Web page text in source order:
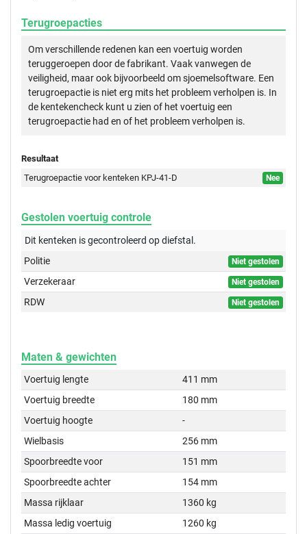
Terugroepacties
Om verschillende redenen kan een voertuig worden
teruggeroepen door de fabrikant. Vaak vanwegen de
veiligheid, maar ook bijvoorbeeld om sjoemelsoftware. Een
terugroepactie is niet erg mits het probleem verholpen is. In
de kentekencheck kunt u zien of het voertuig een
terugroepactie had en of het probleem verholpen is.
Resultaat
Terugroepactie voor kenteken KPJ-41-D
Nee
Gestolen voertuig controle
Dit kenteken is gecontroleerd opdiefstal.
Politie
Niet gestolen
Verzekeraar Niet gestolen
RDW Niet gestolen
Maten & gewichten
Voertuig lengte
411 mm
Voertuig breedte
180 mm
Voertuig hoogte
-
Wielbasis
256 mm
Spoorbreedte voor
151 mm
Spoorbreedte achter
154 mm
Massa rijklaar
1360 kg
Massa ledig voertuig
1260 kg